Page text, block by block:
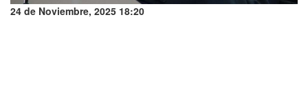
24 de Noviembre, 2025 18:20